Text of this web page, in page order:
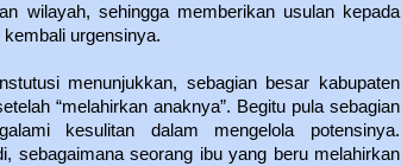
wilayah, sehingga memberikan usulan kepada
urgensinya.
menunjukkan, sebagian besar kabupaten
“melahirkan anaknya”. Begitu pula sebagian
kesulitan dalam mengelola potensinya.
sebagaimana seorang ibu yang beru melahirkan